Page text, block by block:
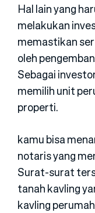
Hal lain yang
melakukan
memastikan
oleh
Sebagai
memilih unit
properti.
kamu bisa
notaris yang
Surat-surat
tanah kavling
kavling